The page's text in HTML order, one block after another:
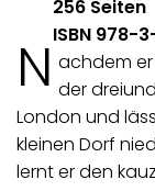
256 Seiten
ISBN 978-
N achdem
der
London und
kleinen Dorf
lernt er den